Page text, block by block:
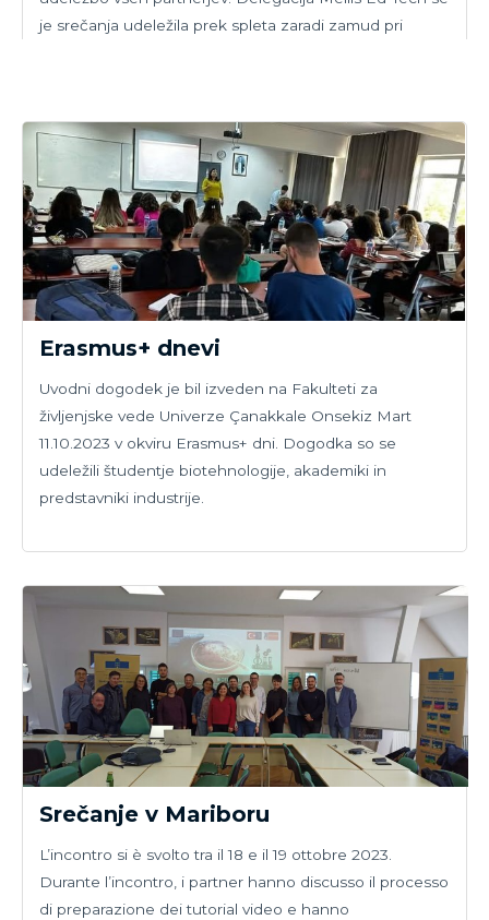
je srečanja udeležila prek spleta zaradi zamud pri
Erasmus+ dnevi
Uvodni dogodek je bil izveden na Fakulteti za
življenjske vede Univerze Çanakkale Onsekiz Mart
11.10.2023 v okviru Erasmus+ dni. Dogodka so se
udeležili študentje biotehnologije, akademiki in
predstavniki industrije.
Srečanje v Mariboru
L’incontro si è svolto tra il 18 e il 19 ottobre 2023.
Durante l’incontro, i partner hanno discusso il processo
di preparazione dei tutorial video e hanno